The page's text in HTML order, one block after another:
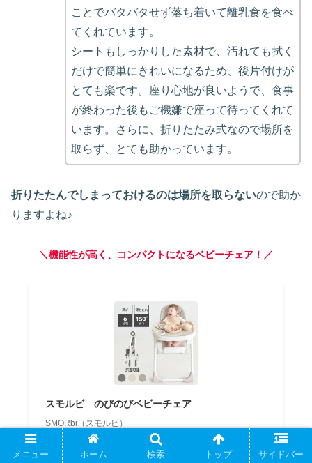
ことでバタバタせず落ち着いて離乳食を食べ
てくれています。
シートもしっかりした素材で、汚れても拭く
だけで簡単にきれいになるため、後片付けが
とても楽です。座り心地が良いようで、食事
が終わった後もご機嫌で座って待ってくれて
います。さらに、折りたたみ式なので場所を
取らず、とても助かっています。
折りたたんでしまっておけるのは場所を取らないので助か
りますよね♪
＼機能性が高く、コンパクトになるベビーチェア！／
スモルビ のびのびベビーチェア
SMORbi（スモルビ）
Amazon
メニュー ホーム 検索 トップ サイドバー